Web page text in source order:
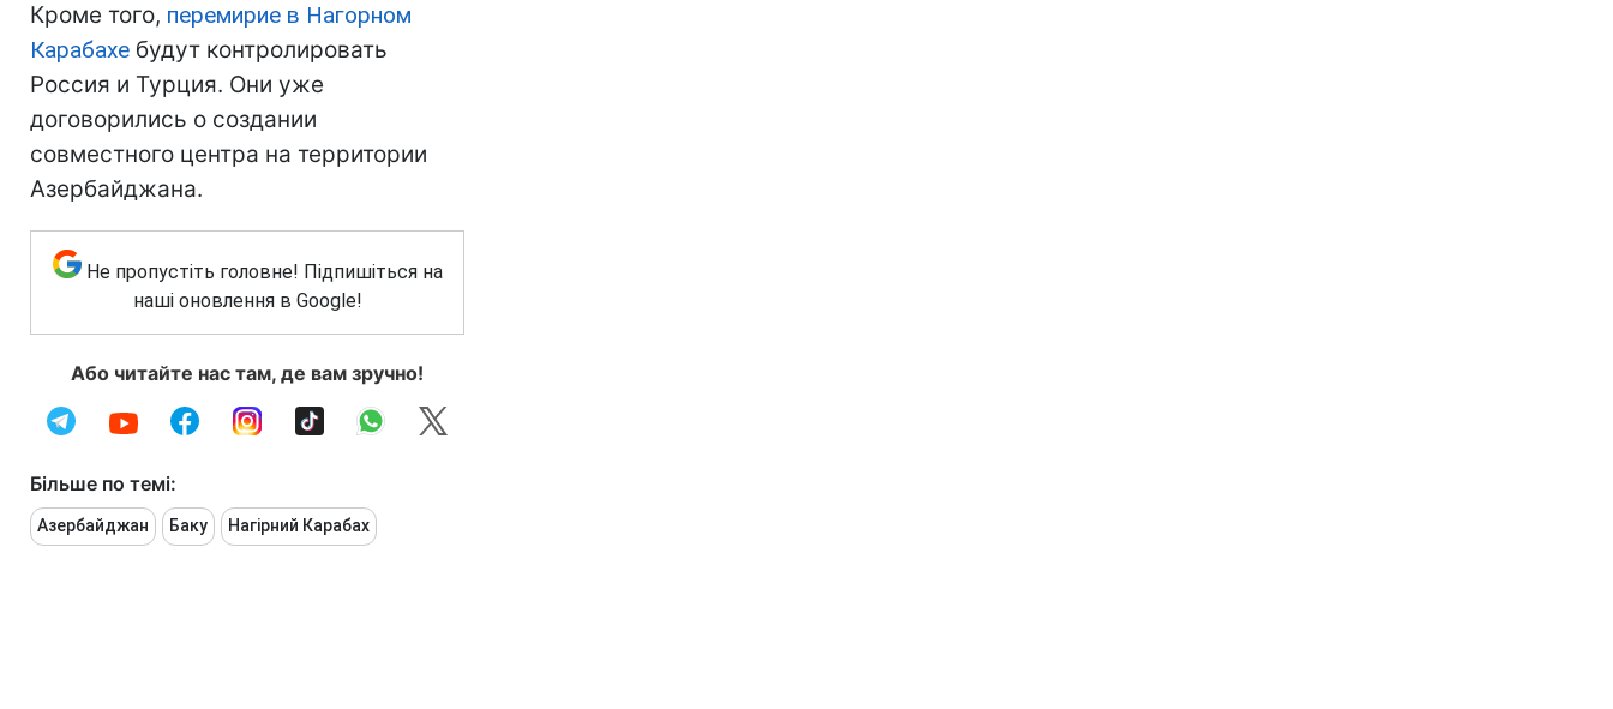
Кроме того, перемирие в Нагорном
Карабахе будут контролировать
Россия и Турция. Они уже
договорились о создании
совместного центра на территории
Азербайджана.
Не пропустіть головне! Підпишіться на
наші оновлення в Google!
Або читайте нас там, де вам зручно!
Більше по темі:
Азербайджан Баку Нагірний Карабах